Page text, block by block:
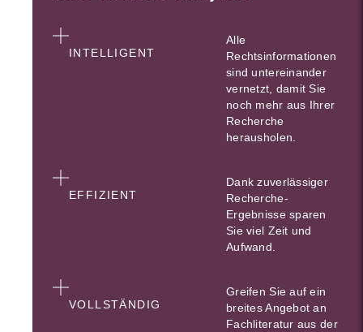
INTELLIGENT
Alle
Rechtsinformationen
sind untereinander
vernetzt, damit Sie
noch mehr aus Ihrer
Recherche
herausholen.
EFFIZIENT
Dank zuverlässiger
Recherche-
Ergebnisse sparen
Sie viel Zeit und
Aufwand.
VOLLSTÄNDIG
Greifen Sie auf ein
breites Angebot an
Fachliteratur aus der